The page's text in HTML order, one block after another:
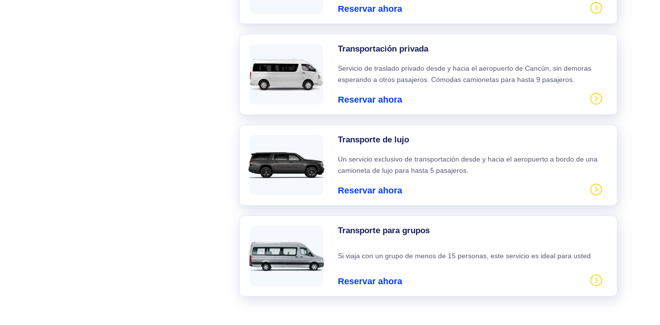
Reservar ahora
Transportación privada
Servicio de traslado privado desde y hacia el aeropuerto de Cancún, sin demoras
esperando a otros pasajeros. Cómodas camionetas para hasta 9 pasajeros.
Reservar ahora
Transporte de lujo
Un servicio exclusivo de transportación desde y hacia el aeropuerto a bordo de una
camioneta de lujo para hasta 5 pasajeros.
Reservar ahora
Transporte para grupos
Si viaja con un grupo de menos de 15 personas, este servicio es ideal para usted
Reservar ahora